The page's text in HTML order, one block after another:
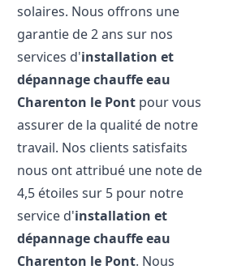
solaires. Nous offrons une
garantie de 2 ans sur nos
services d'installation et
dépannage chauffe eau
Charenton le Pont pour vous
assurer de la qualité de notre
travail. Nos clients satisfaits
nous ont attribué une note de
4,5 étoiles sur 5 pour notre
service d'installation et
dépannage chauffe eau
Charenton le Pont. Nous